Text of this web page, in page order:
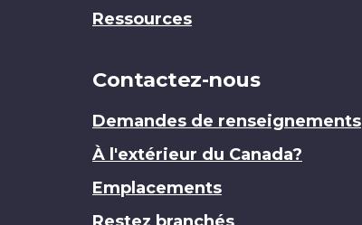
Ressources
Contactez-nous
Demandes de renseignements
À l'extérieur du Canada?
Emplacements